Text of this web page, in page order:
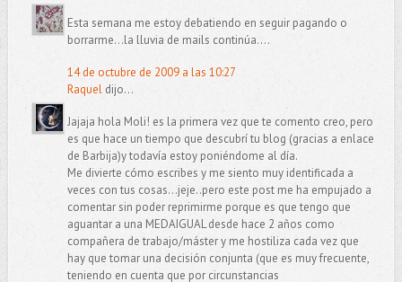
Esta semana me estoy debatiendo en seguir pagando o
borrarme...la lluvia de mails continúa....
14 de octubre de 2009 a las 10:27
Raqueldijo...
Jajaja hola Moli! es la primera vez que te comento creo, pero
es que hace un tiempo que descubrí tu blog (gracias a enlace
de Barbija)y todavía estoy poniéndome al día.
Me divierte cómo escribes y me siento muy identificada a
veces con tus cosas...jeje..pero este post me ha empujado a
comentar sin poder reprimirme porque es que tengo que
aguantar a una MEDAIGUAL desde hace 2 años como
compañera de trabajo/máster y me hostiliza cada vez que
hay que tomar una decisión conjunta (que es muy frecuente,
teniendo en cuenta que por circunstancias